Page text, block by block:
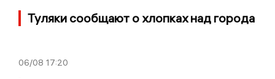
Туляки сообщают о хлопках над города
06/08 17:20